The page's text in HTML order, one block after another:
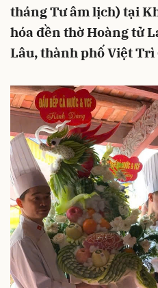
tháng Tư âm lịch) tại
hóa đền thờ Hoàng tử
Lâu, thành phố Việt